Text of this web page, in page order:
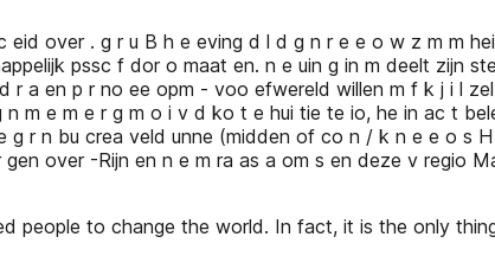
eid over . g r u B h e eving d l d g n r e e o w z m m
pssc f dor o maat en. n e uin g in m deelt zijn
r a en p r no ee opm - voo efwereld willen m f k j i l
m e m e r g m o i v d ko t e hui tie te io, he in ac t
r n bu crea veld unne (midden of co n / k n e e o s
over -Rijn en n e m ra as a om s en deze v regio
people to change the world. In fact, it is the only